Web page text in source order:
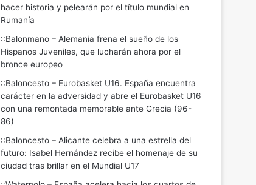
hacer historia y pelearán por el título mundial en
Rumanía
::Balonmano – Alemania frena el sueño de los
Hispanos Juveniles, que lucharán ahora por el
bronce europeo
::Baloncesto – Eurobasket U16. España encuentra
carácter en la adversidad y abre el Eurobasket U16
con una remontada memorable ante Grecia (96-
86)
::Baloncesto – Alicante celebra a una estrella del
futuro: Isabel Hernández recibe el homenaje de su
ciudad tras brillar en el Mundial U17